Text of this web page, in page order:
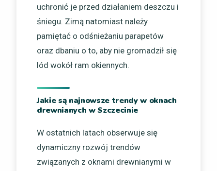
uchronić je przed działaniem deszczu i
śniegu. Zimą natomiast należy
pamiętać o odśnieżaniu parapetów
oraz dbaniu o to, aby nie gromadził się
lód wokół ram okiennych.
Jakie są najnowsze trendy w oknach
drewnianych w Szczecinie
W ostatnich latach obserwuje się
dynamiczny rozwój trendów
związanych z oknami drewnianymi w